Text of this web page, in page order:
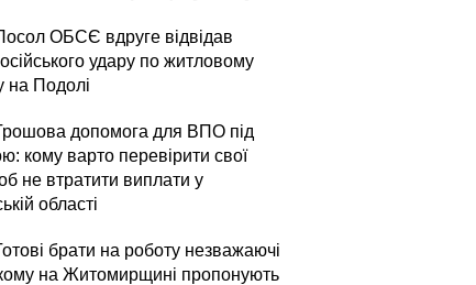
ОБСЄ вдруге відвідав
удару по житловому
на Подолі
допомога для ВПО під
кому варто перевірити свої
не втратити виплати у
області
брати на роботу незважаючі
кому на Житомирщині пропонують